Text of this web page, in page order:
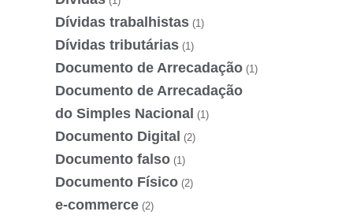
Dívidas trabalhistas (1)
Dívidas tributárias (1)
Documento de Arrecadação (1)
Documento de Arrecadação
do Simples Nacional (1)
Documento Digital (2)
Documento falso (1)
Documento Físico (2)
e-commerce (2)